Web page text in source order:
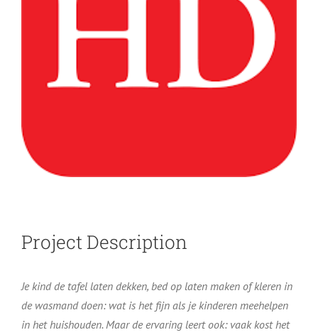
Project Description
Je kind de tafel laten dekken, bed op laten maken of kleren in
de wasmand doen: wat is het fijn als je kinderen meehelpen
in het huishouden. Maar de ervaring leert ook: vaak kost het